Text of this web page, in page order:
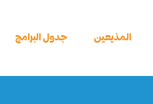
المذيعين جدول البرامج